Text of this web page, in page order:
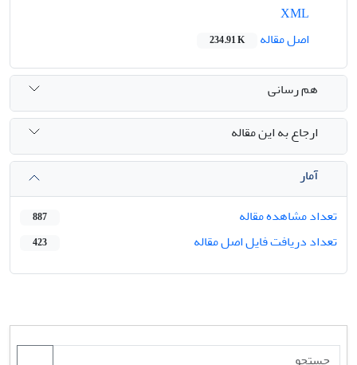
اصل مقاله
234.91 K
هم رسانی
ارجاع به این مقاله
آمار
تعداد مشاهده مقاله
887
تعداد دریافت فایل اصل مقاله 423